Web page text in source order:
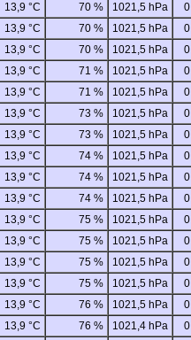
13,9 °C 70 % 1021,5 hPa
13,9 °C 70 % 1021,5 hPa
13,9 °C 70 % 1021,5 hPa
13,9 °C 71 % 1021,5 hPa
13,9 °C 71 % 1021,5 hPa
13,9 °C 73 % 1021,5 hPa
13,9 °C 73 % 1021,5 hPa
13,9 °C 74 % 1021,5 hPa
13,9 °C 74 % 1021,5 hPa
13,9 °C 74 % 1021,5 hPa
13,9 °C 75 % 1021,5 hPa
13,9 °C 75 % 1021,5 hPa
13,9 °C 75 % 1021,5 hPa
13,9 °C 75 % 1021,5 hPa
13,9 °C 76 % 1021,5 hPa
13,9 °C 76 % 1021,4 hPa